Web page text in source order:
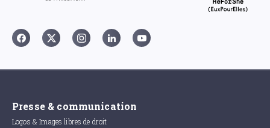
Presse & communication
Logos & Images libres de droit